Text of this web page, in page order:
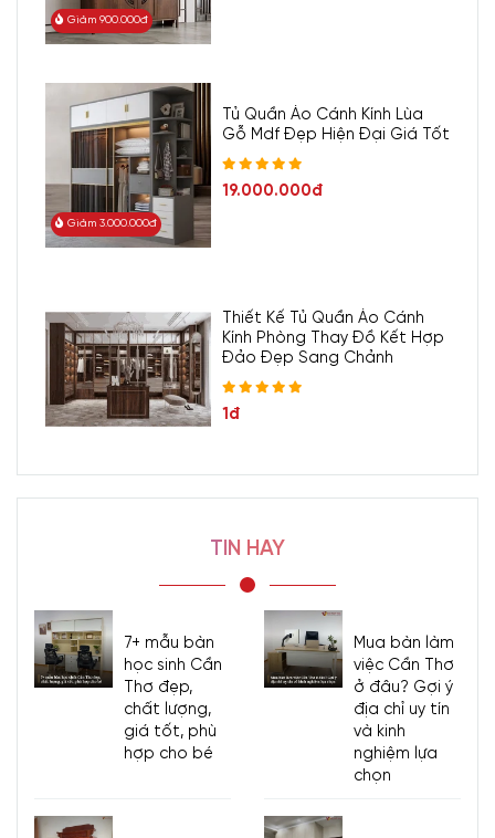
Giảm 900.000đ
Giảm 3.000.000đ
Tủ Quần Áo Cánh Kính Lùa
Gỗ Mdf Đẹp Hiện Đại Giá Tốt
19.000.000đ
Thiết Kế Tủ Quần Áo Cánh
Kính Phòng Thay Đồ Kết Hợp
Đảo Đẹp Sang Chảnh
1đ
TIN HAY
7+ mẫu bàn
học sinh Cần
Thơ đẹp,
chất lượng,
giá tốt, phù
hợp cho bé
Mua bàn làm
việc Cần Thơ
ở đâu? Gợi ý
địa chỉ uy tín
và kinh
nghiệm lựa
chọn